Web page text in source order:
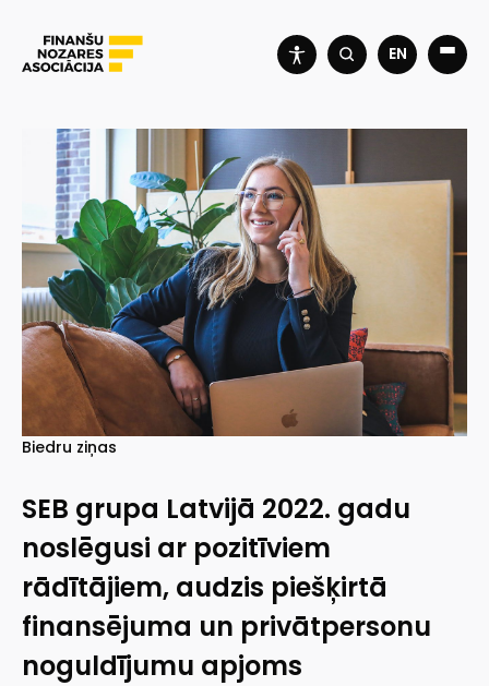
EN
Biedru ziņas
SEB grupa Latvijā 2022. gadu
noslēgusi ar pozitīviem
rādītājiem, audzis piešķirtā
finansējuma un privātpersonu
noguldījumu apjoms